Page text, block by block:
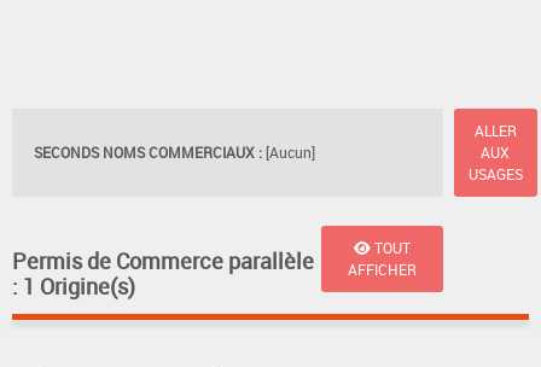
SECONDS NOMS COMMERCIAUX : [Aucun]
ALLER
AUX
USAGES
Permis de Commerce parallèle
: 1 Origine(s)
TOUT
AFFICHER